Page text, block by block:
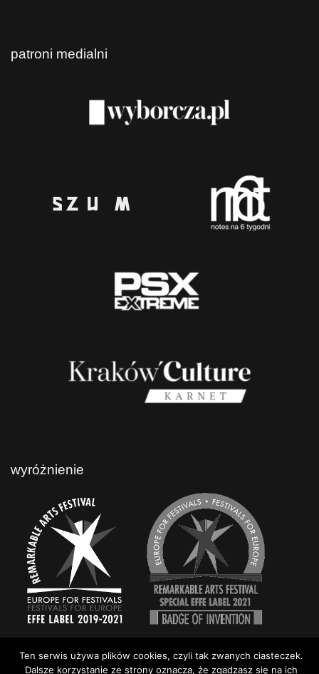
patroni medialni
wyróżnienie
Ten serwis używa plików cookies, czyli tak zwanych ciasteczek.
Dalsze korzystanie ze strony oznacza, że zgadzasz się na ich